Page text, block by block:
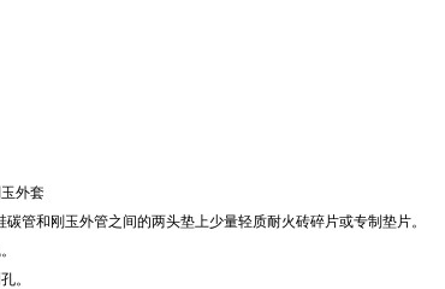
外套
管和刚玉外管之间的两头垫上少量轻质耐火砖碎片或专制垫片。
。